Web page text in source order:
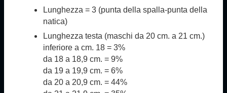
Lunghezza = 3 (punta della spalla-punta della
natica)
Lunghezza testa (maschi da 20 cm. a 21 cm.)
inferiore a cm. 18 = 3%
da 18 a 18,9 cm. = 9%
da 19 a 19,9 cm. = 6%
da 20 a 20,9 cm. = 44%